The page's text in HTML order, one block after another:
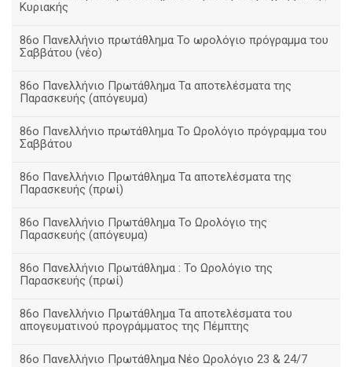
Κυριακής
86ο Πανελλήνιο πρωτάθλημα Το ωρολόγιο πρόγραμμα του
Σαββάτου (νέο)
86ο Πανελλήνιο Πρωτάθλημα Τα αποτελέσματα της
Παρασκευής (απόγευμα)
86ο Πανελλήνιο πρωτάθλημα Το Ωρολόγιο πρόγραμμα του
Σαββάτου
86ο Πανελλήνιο Πρωτάθλημα Τα αποτελέσματα της
Παρασκευής (πρωί)
86ο Πανελλήνιο Πρωτάθλημα Το Ωρολόγιο της
Παρασκευής (απόγευμα)
86ο Πανελλήνιο Πρωτάθλημα : Το Ωρολόγιο της
Παρασκευής (πρωί)
86ο Πανελλήνιο Πρωτάθλημα Τα αποτελέσματα του
απογευματινού προγράμματος της Πέμπτης
86ο Πανελλήνιο Πρωτάθλημα Νέο Ωρολόγιο 23 & 24/7